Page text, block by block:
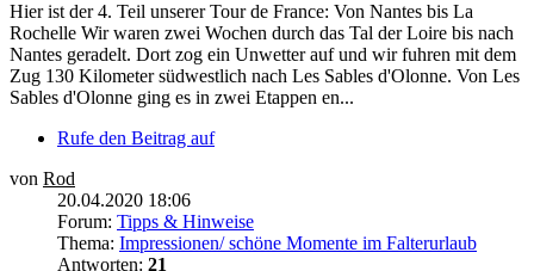
Hier ist der 4. Teil unserer Tour de France: Von Nantes bis La
Rochelle Wir waren zwei Wochen durch das Tal der Loire bis nach
Nantes geradelt. Dort zog ein Unwetter auf und wir fuhren mit dem
Zug 130 Kilometer südwestlich nach Les Sables d'Olonne. Von Les
Sables d'Olonne ging es in zwei Etappen en...
Rufe den Beitrag auf
von Rod
20.04.2020 18:06
Forum: Tipps & Hinweise
Thema: Impressionen/ schöne Momente im Falterurlaub
Antworten: 21